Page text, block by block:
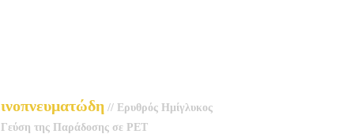
// Ερυθρός Ημίγλυκος
της Παράδοσης σε PET